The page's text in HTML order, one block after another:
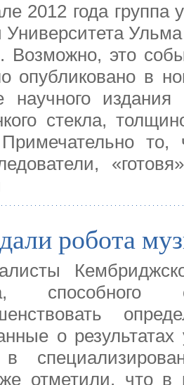
2012 года группа
Возможно, это
в
научного издания
стекла,
робота
способного
о
в
отметили, что в